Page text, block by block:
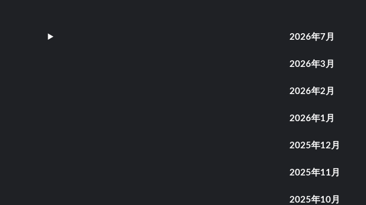
2026年7月
2026年3月
2026年2月
2026年1月
2025年12月
2025年11月
2025年10月